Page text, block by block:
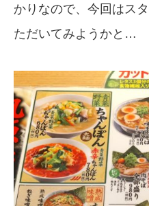
かりなので、今回はス
ただいてみようかと…